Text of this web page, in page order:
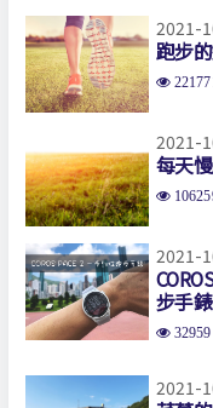
2021-
跑步
2021-
每天
2021-
步手錶
32959
2021-